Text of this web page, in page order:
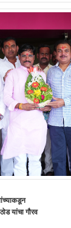
यांचा गौरव